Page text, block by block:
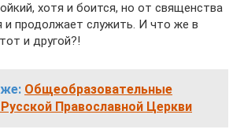
хотя и боится, но от священства
и продолжает служить. И что же в
и другой?!
Общеобразовательные
Православной Церкви